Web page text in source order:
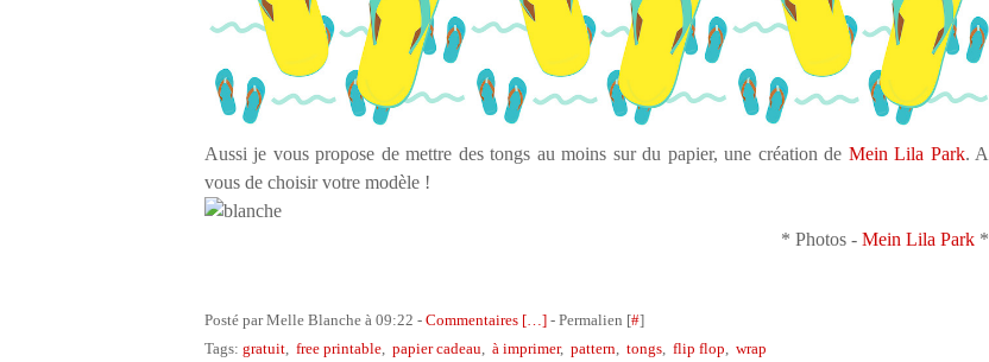
Aussi je vous propose de mettre des tongs au moins sur du papier, une création de Mein Lila Park. A
vous de choisir votre modèle !
* Photos - Mein Lila Park *
Posté par Melle Blanche à 09:22 - Commentaires […] - Permalien [#]
Tags: gratuit, free printable, papier cadeau, à imprimer, pattern, tongs, flip flop, wrap